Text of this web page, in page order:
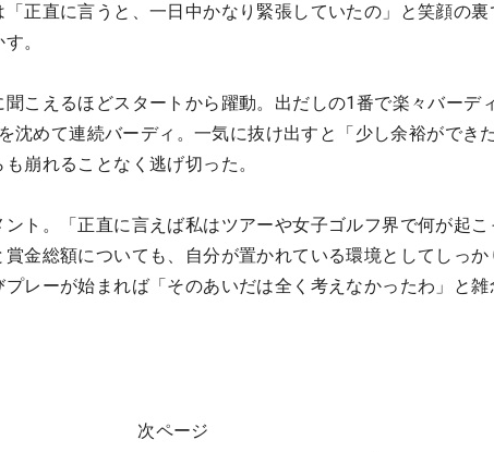
正直に言うと、一日中かなり緊張していたの」と笑顔の裏
。
こえるほどスタートから躍動。出だしの1番で楽々バーデ
沈めて連続バーディ。一気に抜け出すと「少し余裕ができ
崩れることなく逃げ切った。
ト。「正直に言えば私はツアーや女子ゴルフ界で何が起こ
金総額についても、自分が置かれている環境としてしっか
プレーが始まれば「そのあいだは全く考えなかったわ」と雑
次ページ